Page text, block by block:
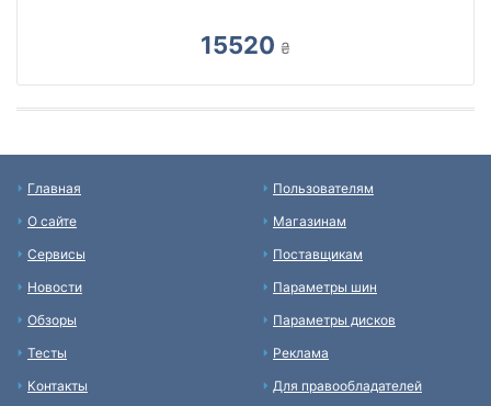
15520 ₴
Главная
О сайте
Сервисы
Новости
Обзоры
Тесты
Контакты
Пользователям
Магазинам
Поставщикам
Параметры шин
Параметры дисков
Реклама
Для правообладателей